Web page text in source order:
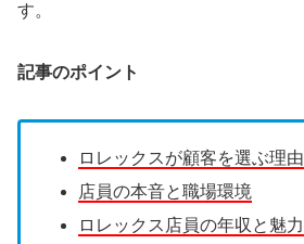
す。
記事のポイント
ロレックスが顧客を選ぶ理由
店員の本音と職場環境
ロレックス店員の年収と魅力